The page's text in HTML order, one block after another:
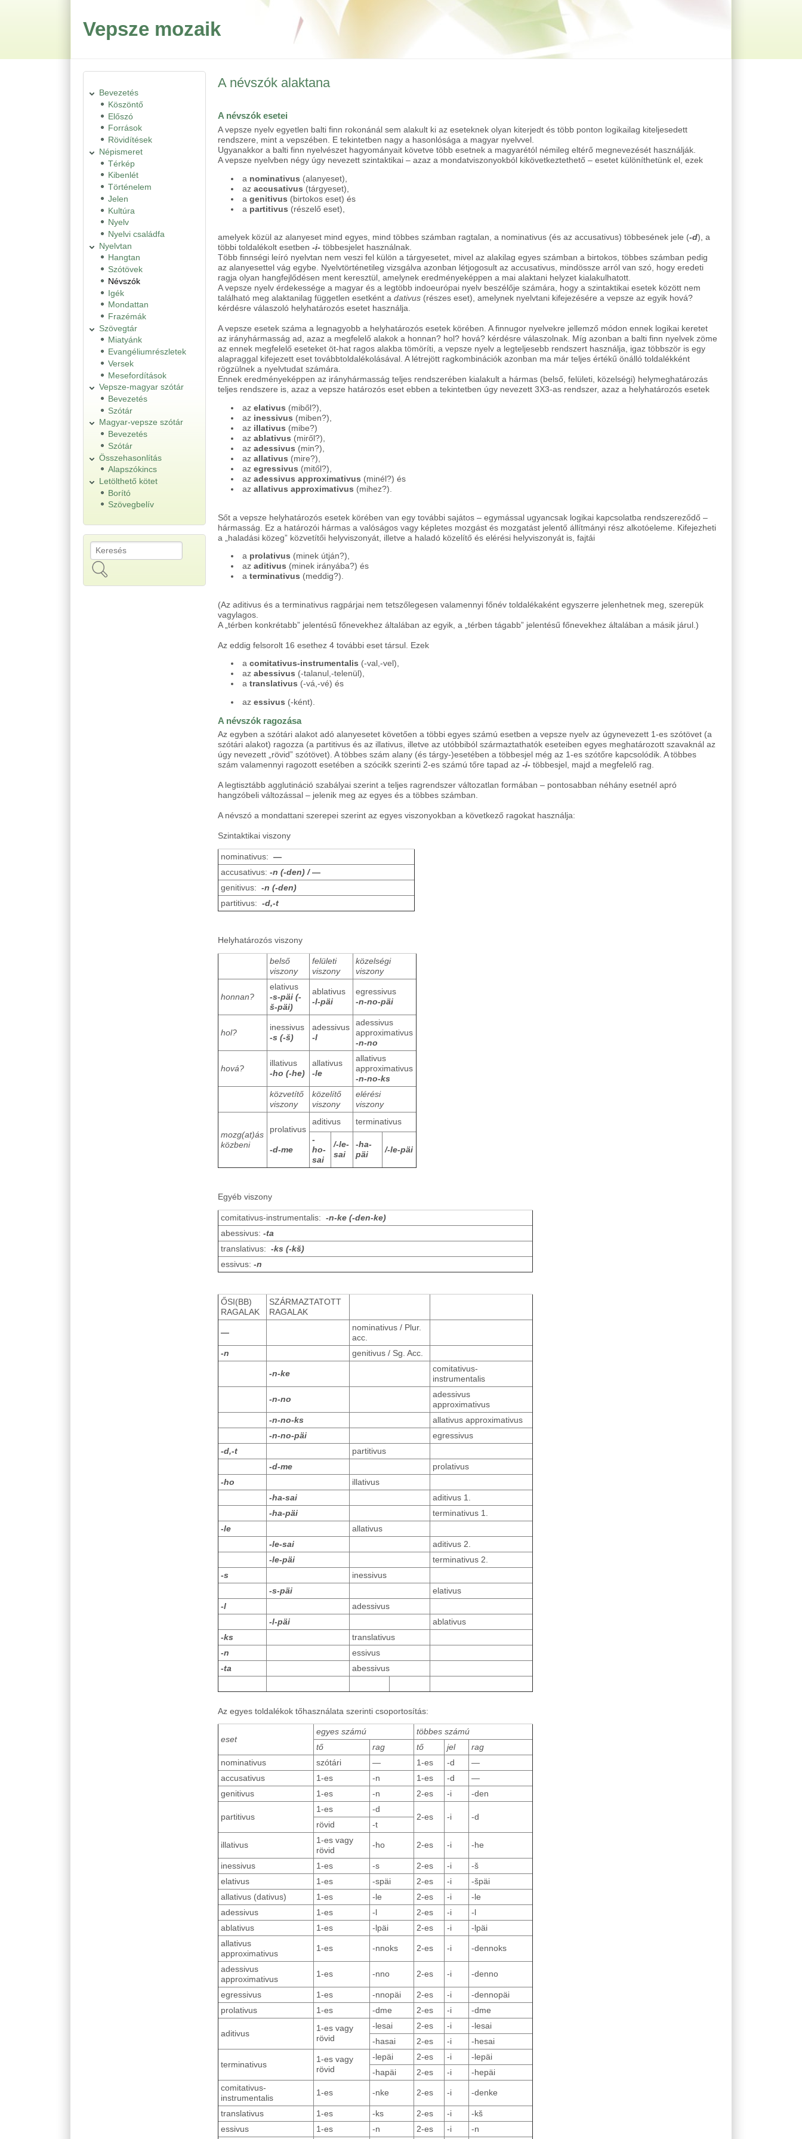
Vepsze mozaik
Bevezetés
Köszöntő
Előszó
Források
Rövidítések
Népismeret
Térkép
Kibenlét
Történelem
Jelen
Kultúra
Nyelv
Nyelvi családfa
Nyelvtan
Hangtan
Szótövek
Névszók
Igék
Mondattan
Frazémák
Szövegtár
Miatyánk
Evangéliumrészletek
Versek
Mesefordítások
Vepsze-magyar szótár
Bevezetés
Szótár
Magyar-vepsze szótár
Bevezetés
Szótár
Összehasonlítás
Alapszókincs
Letölthető kötet
Borító
Szövegbelív
Keresés űrlap
A névszók alaktana
A névszók esetei
A vepsze nyelv egyetlen balti finn rokonánál sem alakult ki az eseteknek olyan kiterjedt és több ponton logikailag kiteljesedett
rendszere, mint a vepszében. E tekintetben nagy a hasonlósága a magyar nyelvvel.
Ugyanakkor a balti finn nyelvészet hagyományait követve több esetnek a magyarétól némileg eltérő megnevezését használják.
A vepsze nyelvben négy úgy nevezett szintaktikai – azaz a mondatviszonyokból kikövetkeztethető – esetet különíthetünk el, ezek
a nominativus (alanyeset),
az accusativus (tárgyeset),
a genitivus (birtokos eset) és
a partitivus (részelő eset),
amelyek közül az alanyeset mind egyes, mind többes számban ragtalan, a nominativus (és az accusativus) többesének jele (-d), a
többi toldalékolt esetben-i- többesjelet használnak.
Több finnségi leíró nyelvtan nem veszi fel külön a tárgyesetet, mivel az alakilag egyes számban a birtokos, többes számban pedig
az alanyesettel vág egybe. Nyelvtörténetileg vizsgálva azonban létjogosult az accusativus, mindössze arról van szó, hogy eredeti
ragja olyan hangfejlődésen ment keresztül, amelynek eredményeképpen a mai alaktani helyzet kialakulhatott.
A vepsze nyelv érdekessége a magyar és a legtöbb indoeurópai nyelv beszélője számára, hogy a szintaktikai esetek között nem
található meg alaktanilag független esetként adativus (részes eset), amelynek nyelvtani kifejezésére a vepsze az egyik hová?
kérdésre válaszoló helyhatározós esetet használja.
A vepsze esetek száma a legnagyobb a helyhatározós esetek körében. A finnugor nyelvekre jellemző módon ennek logikai keretet
az irányhármasság ad, azaz a megfelelő alakok a honnan? hol? hová? kérdésre válaszolnak. Míg azonban a balti finn nyelvek zöme
az ennek megfelelő eseteket öt-hat ragos alakba tömöríti, a vepsze nyelv a legteljesebb rendszert használja, igaz többször is egy
alapraggal kifejezett eset továbbtoldalékolásával. A létrejött ragkombinációk azonban ma már teljes értékű önálló toldalékként
rögzülnek a nyelvtudat számára.
Ennek eredményeképpen az irányhármasság teljes rendszerében kialakult a hármas (belső, felületi, közelségi) helymeghatározás
teljes rendszere is, azaz a vepsze határozós eset ebben a tekintetben úgy nevezett 3X3-as rendszer, azaz a helyhatározós esetek
az elativus (miből?),
az inessivus (miben?),
az illativus (mibe?)
az ablativus (miről?),
az adessivus (min?),
azallativus (mire?),
azegressivus (mitől?),
az adessivus approximativus (minél?) és
azallativus approximativus (mihez?).
Sőt a vepsze helyhatározós esetek körében van egy további sajátos – egymással ugyancsak logikai kapcsolatba rendszereződő –
hármasság. Ez a határozói hármas a valóságos vagy képletes mozgást és mozgatást jelentő állítmányi rész alkotóeleme. Kifejezheti
a „haladási közeg” közvetítői helyviszonyát, illetve a haladó közelítő és elérési helyviszonyát is, fajtái
a prolativus (minek útján?),
azaditivus (minek irányába?) és
aterminativus (meddig?).
(Az aditivus és a terminativus ragpárjai nem tetszőlegesen valamennyi főnév toldalékaként egyszerre jelenhetnek meg, szerepük
vagylagos.
A „térben konkrétabb” jelentésű főnevekhez általában az egyik, a „térben tágabb” jelentésű főnevekhez általában a másik járul.)
Az eddig felsorolt 16 esethez 4 további eset társul. Ezek
a comitativus-instrumentalis (-val,-vel),
az abessivus (-talanul,-telenül),
a translativus (-vá,-vé) és
az essivus (-ként).
A névszók ragozása
Az egyben a szótári alakot adó alanyesetet követően a többi egyes számú esetben a vepsze nyelv az úgynevezett 1-es szótövet (a
szótári alakot) ragozza (a partitivus és az illativus, illetve az utóbbiból származtathatók eseteiben egyes meghatározott szavaknál az
úgy nevezett „rövid” szótövet). A többes szám alany (és tárgy-)esetében a többesjel még az 1-es szótőre kapcsolódik. A többes
szám valamennyi ragozott esetében a szócikk szerinti 2-es számú tőre tapad az-i- többesjel, majd a megfelelő rag.
A legtisztább agglutináció szabályai szerint a teljes ragrendszer változatlan formában – pontosabban néhány esetnél apró
hangzóbeli változással – jelenik meg az egyes és a többes számban.
A névszó a mondattani szerepei szerint az egyes viszonyokban a következő ragokat használja:
Szintaktikai viszony
nominativus:―
accusativus:-n (-den) /―
genitivus:-n (-den)
partitivus:-d,-t
Helyhatározós viszony
belső
viszony
felületi
viszony
közelségi
viszony
honnan?
elativus
-s-päi (-
š-päi)
ablativus
-l-päi
egressivus
-n-no-päi
hol?
inessivus
-s (-š)
adessivus
-l
adessivus
approximativus
-n-no
hová?
illativus
-ho (-he)
allativus
-le
allativus
approximativus
-n-no-ks
közvetítő
viszony
közelítő
viszony
elérési
viszony
mozg(at)ás
közbeni
prolativus
-d-me
aditivus
terminativus
-
ho-
sai
/-le-
sai
-ha-
päi
/-le-päi
Egyéb viszony
comitativus-instrumentalis:-n-ke (-den-ke)
abessivus:-ta
translativus:-ks (-kš)
essivus:-n
ŐSI(BB)
RAGALAK
SZÁRMAZTATOTT
RAGALAK
―
nominativus / Plur.
acc.
-n
genitivus / Sg. Acc.
-n-ke
comitativus-
instrumentalis
-n-no
adessivus
approximativus
-n-no-ks
allativus approximativus
-n-no-päi
egressivus
-d,-t
partitivus
-d-me
prolativus
-ho
illativus
-ha-sai
aditivus 1.
-ha-päi
terminativus 1.
-le
allativus
-le-sai
aditivus 2.
-le-päi
terminativus 2.
-s
inessivus
-s-päi
elativus
-l
adessivus
-l-päi
ablativus
-ks
translativus
-n
essivus
-ta
abessivus
Az egyes toldalékok tőhasználata szerinti csoportosítás:
eset
egyes számú
többes számú
tő
rag tő jel
rag
nominativus
szótári ― 1-es -d
―
accusativus
1-es -n 1-es -d
―
genitivus
1-es -n 2-es -i -den
partitivus
1-es
-d
2-es
-i
-d
rövid
-t
illativus
1-es vagy
rövid
-ho 2-es -i -he
inessivus 1-es -s 2-es -i
-š
elativus
1-es -späi 2-es -i
-špäi
allativus (dativus)
1-es -le 2-es -i
-le
adessivus
1-es -l 2-es -i
-l
ablativus
1-es -lpäi 2-es -i
-lpäi
allativus
approximativus
1-es -nnoks 2-es -i -dennoks
adessivus
approximativus
1-es -nno 2-es -i -denno
egressivus 1-es -nnopäi 2-es -i
-dennopäi
prolativus
1-es -dme 2-es -i -dme
aditivus
1-es vagy
rövid
-lesai 2-es -i
-lesai
-hasai
2-es -i -hesai
terminativus
1-es vagy
rövid
-lepäi 2-es -i
-lepäi
-hapäi
2-es -i
-hepäi
comitativus-
instrumentalis
1-es -nke 2-es -i -denke
translativus 1-es -ks 2-es -i
-kš
essivus
1-es -n 2-es -i -n